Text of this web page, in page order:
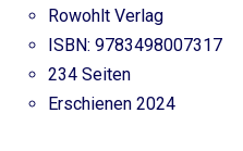
Rowohlt Verlag
ISBN: 9783498007317
234 Seiten
Erschienen 2024